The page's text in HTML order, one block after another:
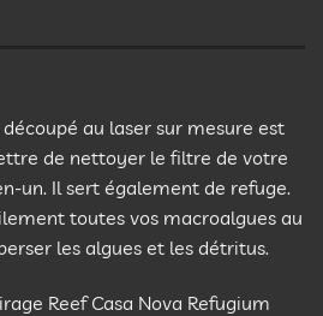
au laser sur mesure est
de nettoyer le filtre de votre
un. Il sert également de refuge.
toutes vos macroalgues au
les algues et les détritus.
Reef Casa Nova Refugium